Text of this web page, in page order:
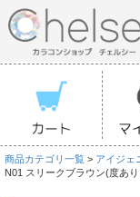
商品カテゴリ一覧 > アイジェ
N01 スリークブラウン(度あり